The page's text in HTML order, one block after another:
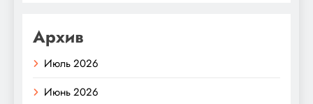
Архив
Июль 2026
Июнь 2026